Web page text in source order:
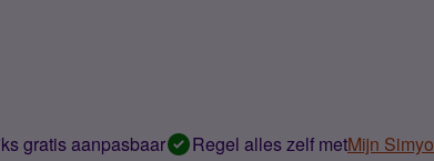
gratis aanpasbaar Regel alles zelf metMijn Simyo